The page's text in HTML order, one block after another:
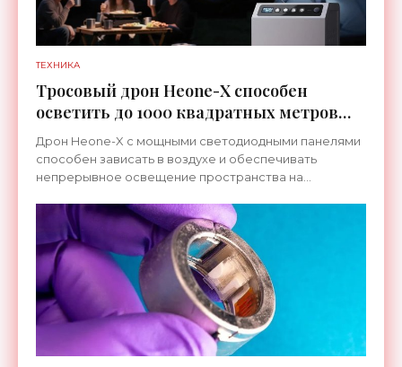
ТЕХНИКА
Тросовый дрон Heone-X способен
осветить до 1000 квадратных метров
земли - «Беспилотники»
Дрон Heone-X с мощными светодиодными панелями
способен зависать в воздухе и обеспечивать
непрерывное освещение пространства на
источников света,